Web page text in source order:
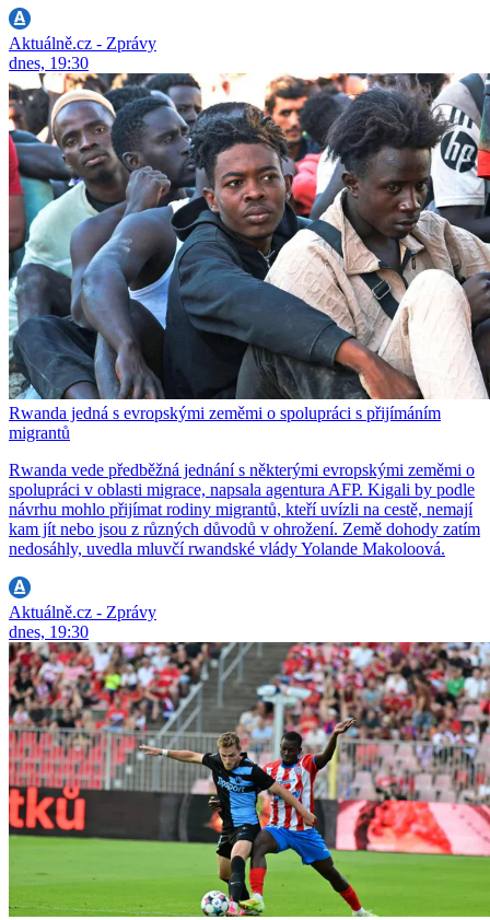
Aktuálně.cz - Zprávy
dnes, 19:30
Rwanda jedná s evropskými zeměmi o spolupráci s přijímáním
migrantů
Rwanda vede předběžná jednání s některými evropskými zeměmi o
spolupráci v oblasti migrace, napsala agentura AFP. Kigali by podle
návrhu mohlo přijímat rodiny migrantů, kteří uvízli na cestě, nemají
kam jít nebo jsou z různých důvodů v ohrožení. Země dohody zatím
nedosáhly, uvedla mluvčí rwandské vlády Yolande Makoloová.
Aktuálně.cz - Zprávy
dnes, 19:30